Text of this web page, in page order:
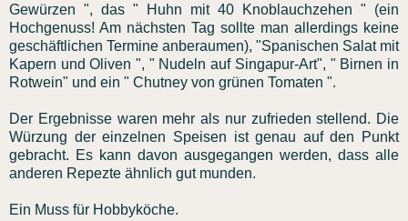
Gewürzen ", das " Huhn mit 40 Knoblauchzehen " (ein
Hochgenuss! Am nächsten Tag sollte man allerdings keine
geschäftlichen Termine anberaumen), "Spanischen Salat mit
Kapern und Oliven ", " Nudeln auf Singapur-Art", " Birnen in
Rotwein" und ein " Chutney von grünen Tomaten ".
Der Ergebnisse waren mehr als nur zufrieden stellend. Die
Würzung der einzelnen Speisen ist genau auf den Punkt
gebracht. Es kann davon ausgegangen werden, dass alle
anderen Repezte ähnlich gut munden.
Ein Muss für Hobbyköche.